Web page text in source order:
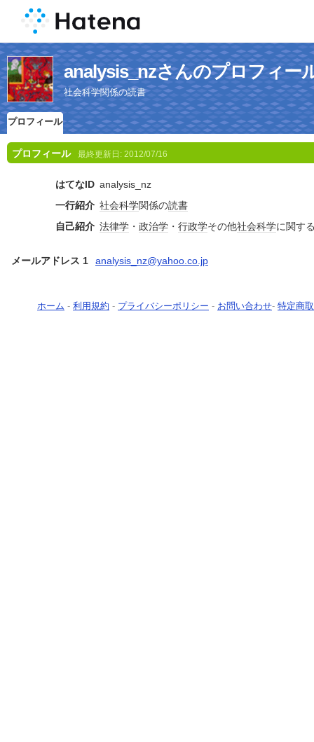
analysis_nzさんのプロフィー
社会科学関係の読書
プロフィール
プロフィール 最終更新日: 2012/07/16
はてなID analysis_nz
一行紹介 社会科学関係の読書
自己紹介 法律学 ・ 政治学 ・ 行政学その他社会科学に関す
メールアドレス 1 analysis_nz@yahoo.co.jp
ホーム - 利用規約 - プライバシーポリシー - お問い合わせ- 特定商